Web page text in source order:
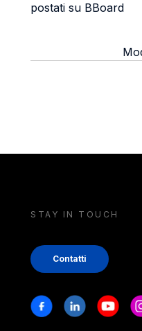
postati su BBoard
STAY IN TOUCH
Contatti
Stay in touch
FacebookLinkedinYoutube